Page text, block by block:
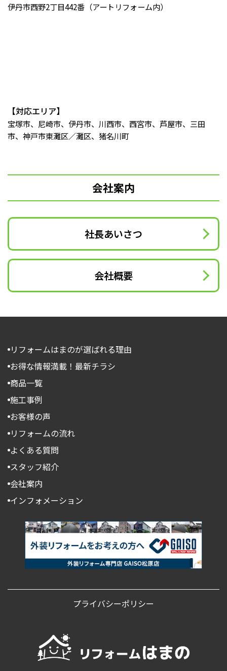
伊丹市西野2丁目442番（アートリフォーム内）
【対応エリア】
宝塚市、尼崎市、伊丹市、川西市、西宮市、芦屋市、三田
市、神戸市東灘区／灘区、猪名川町
会社案内
社長あいさつ
会社概要
リフォームはまのが選ばれる理由
お得な情報満載！最新チラシ
商品一覧
施工事例
お客様の声
リフォームの流れ
よくある質問
スタッフ紹介
会社案内
インフォメーション
プライバシーポリシー